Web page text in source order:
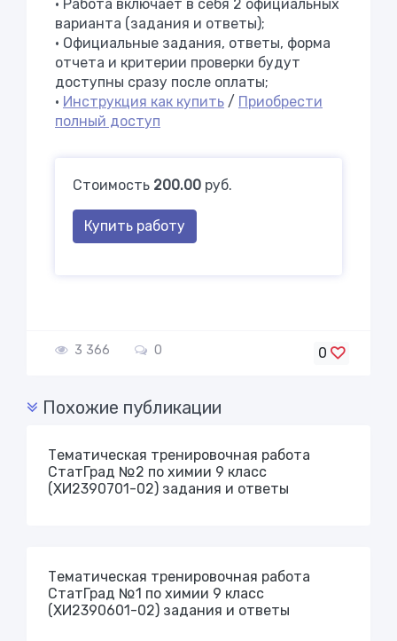
• Работа включает в себя 2 официальных
варианта (задания и ответы);
• Официальные задания, ответы, форма
отчета и критерии проверки будут
доступны сразу после оплаты;
• Инструкция как купить / Приобрести
полный доступ
Стоимость 200.00 руб.
Купить работу
3 366 0 0
Похожие публикации
Тематическая тренировочная работа
СтатГрад №2 по химии 9 класс
(ХИ2390701-02) задания и ответы
Тематическая тренировочная работа
СтатГрад №1 по химии 9 класс
(ХИ2390601-02) задания и ответы